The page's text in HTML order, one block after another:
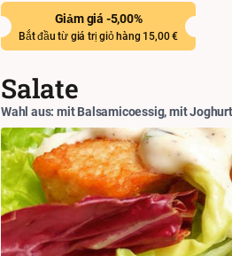
Giảm giá -5,00%
Bắt đầu từ giá trị giỏ hàng 15,00 €
Salate
Wahl aus: mit Balsamicoessig, mit